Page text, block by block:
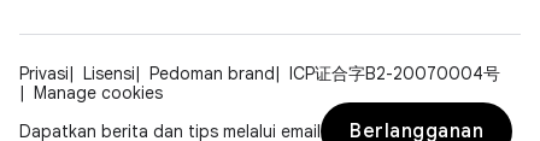
Privasi Lisensi Pedoman brand
ICP证合字B2-20070004号
Manage cookies
Dapatkan berita dan tips melalui email
Berlangganan